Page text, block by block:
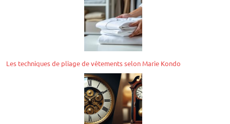
Les techniques de pliage de vêtements selon Marie Kondo